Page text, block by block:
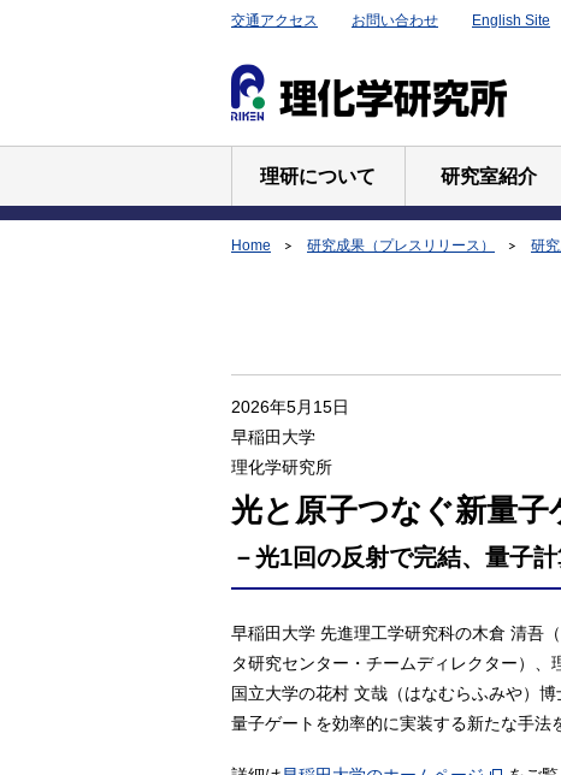
交通アクセス お問い合わせ English Site
理研について 研究室紹介
Home 研究成果（プレスリリース） 研
2026年5月15日
早稲田大学
理化学研究所
光と原子つなぐ新量子
－光1回の反射で完結、量子
早稲田大学 先進理工学研究科の木倉 清吾
タ研究センター・チームディレクター）
国立大学の花村 文哉（はなむらふみや）
量子ゲートを効率的に実装する新たな手法